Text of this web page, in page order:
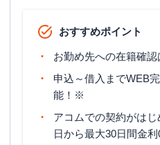
おすすめポイント
お勤め先への在籍確認
申込～借入までWEB
能！※
アコムでの契約がは
日から最大30日間金利